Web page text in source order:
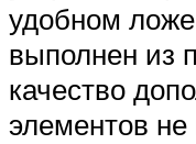
удобном
выполнен из
качество
элементов